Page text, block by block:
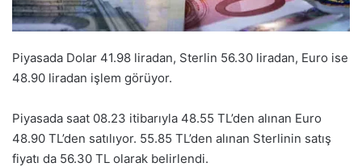
Piyasada Dolar 41.98 liradan, Sterlin 56.30 liradan, Euro ise
48.90 liradan işlem görüyor.
Piyasada saat 08.23 itibarıyla 48.55 TL’den alınan Euro
48.90 TL’den satılıyor. 55.85 TL’den alınan Sterlinin satış
fiyatı da 56.30 TL olarak belirlendi.